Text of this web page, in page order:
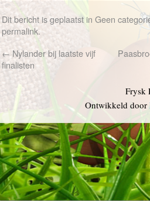
Dit bericht is geplaatst in Geen
permalink.
← Nylander bij laatste vijf
finalisten
Frysk
Ontwikkeld door